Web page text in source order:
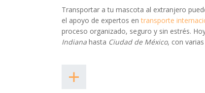
Transportar a tu mascota al extranjero
el apoyo de expertos entransporte
proceso organizado, seguro y sin estrés.
Indianahasta Ciudad de México, con